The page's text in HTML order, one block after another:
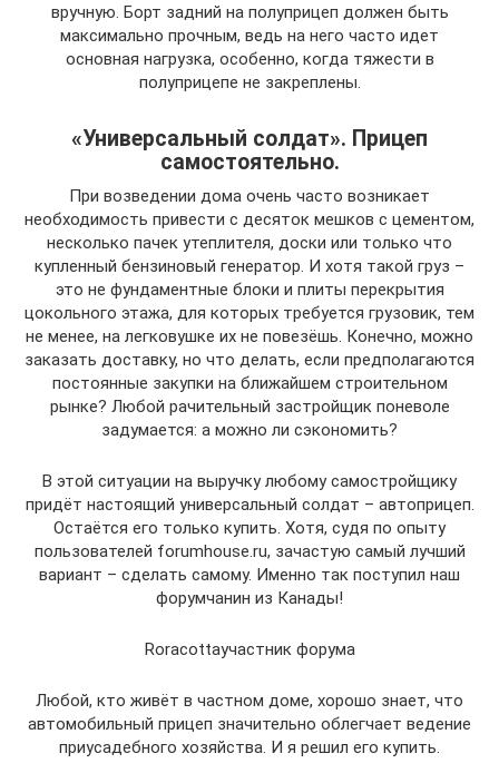
вручную. Борт задний на полуприцеп должен быть
максимально прочным, ведь на него часто идет
основная нагрузка, особенно, когда тяжести в
полуприцепе не закреплены.
«Универсальный солдат». Прицеп
самостоятельно.
При возведении дома очень часто возникает
необходимость привести с десяток мешков с цементом,
несколько пачек утеплителя, доски или только что
купленный бензиновый генератор. И хотя такой груз –
это не фундаментные блоки и плиты перекрытия
цокольного этажа, для которых требуется грузовик, тем
не менее, на легковушке их не повезёшь. Конечно, можно
заказать доставку, но что делать, если предполагаются
постоянные закупки на ближайшем строительном
рынке? Любой рачительный застройщик поневоле
задумается: а можно ли сэкономить?
В этой ситуации на выручку любому самостройщику
придёт настоящий универсальный солдат – автоприцеп.
Остаётся его только купить. Хотя, судя по опыту
пользователей forumhouse.ru, зачастую самый лучший
вариант – сделать самому. Именно так поступил наш
форумчанин из Канады!
Roracottaучастник форума
Любой, кто живёт в частном доме, хорошо знает, что
автомобильный прицеп значительно облегчает ведение
приусадебного хозяйства. И я решил его купить.